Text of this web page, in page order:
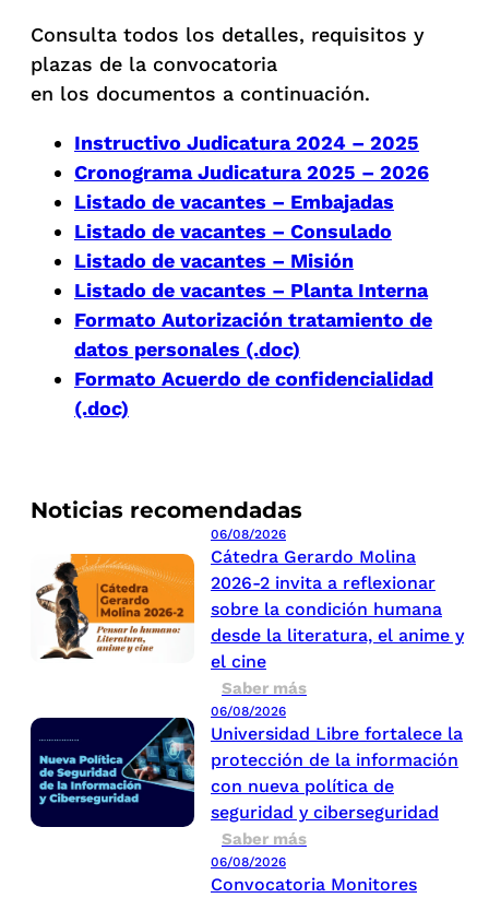
Noticias recomendadas
06/08/2026
Cátedra Gerardo Molina
2026-2 invita a reflexionar
sobre la condición humana
desde la literatura, el anime y
el cine
Saber más
06/08/2026
Universidad Libre fortalece la
protección de la información
con nueva política de
seguridad y ciberseguridad
Saber más
06/08/2026
Convocatoria Monitores
Consulta todos los detalles, requisitos y
plazas de la convocatoria
en los documentos a continuación.
Instructivo Judicatura 2024 – 2025
Cronograma Judicatura 2025 – 2026
Listado de vacantes – Embajadas
Listado de vacantes – Consulado
Listado de vacantes – Misión
Listado de vacantes – Planta Interna
Formato Autorización tratamiento de
datos personales (.doc)
Formato Acuerdo de confidencialidad
(.doc)